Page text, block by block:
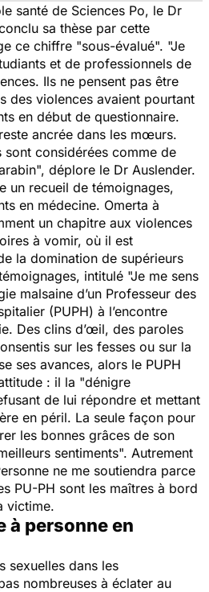
santé de Sciences Po, le Dr
sa thèse par cette
ce chiffre "sous-évalué". "Je
et de professionnels de
Ils ne pensent pas être
des violences avaient pourtant
en début de questionnaire.
ancrée dans les mœurs.
sont considérées comme de
déplore le Dr Auslender.
un recueil de témoignages,
en médecine. Omerta à
un chapitre aux violences
à vomir, où il est
la domination de supérieurs
intitulé "Je me sens
malsaine d’un Professeur des
(PUPH) à l’encontre
Des clins d’œil, des paroles
sur les fesses ou sur la
ses avances, alors le PUPH
: il la "dénigre
de lui répondre et mettant
en péril. La seule façon pour
les bonnes grâces de son
sentiments". Autrement
ne me soutiendra parce
PU-PH sont les maîtres à bord
victime.
à personne en
sexuelles dans les
nombreuses à éclater au